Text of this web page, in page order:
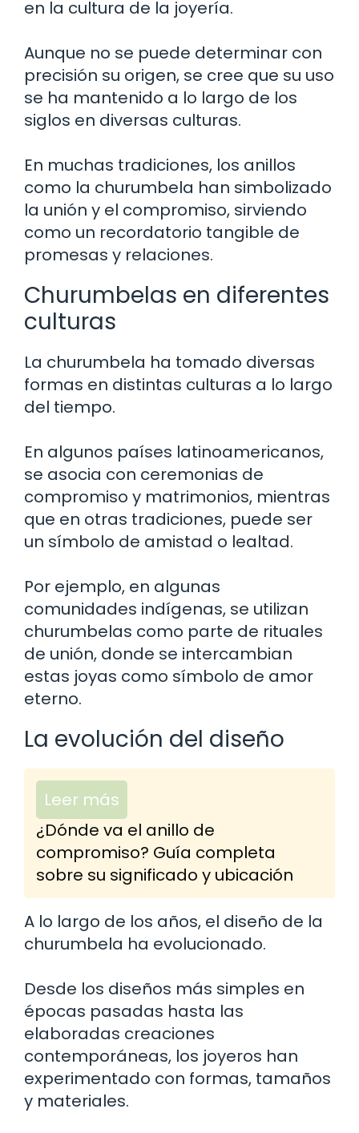
en la cultura de la joyería.
Aunque no se puede determinar con
precisión su origen, se cree que su uso
se ha mantenido a lo largo de los
siglos en diversas culturas.
En muchas tradiciones, los anillos
como la churumbela han simbolizado
la unión y el compromiso, sirviendo
como un recordatorio tangible de
promesas y relaciones.
Churumbelas en diferentes
culturas
La churumbela ha tomado diversas
formas en distintas culturas a lo largo
del tiempo.
En algunos países latinoamericanos,
se asocia con ceremonias de
compromiso y matrimonios, mientras
que en otras tradiciones, puede ser
un símbolo de amistad o lealtad.
Por ejemplo, en algunas
comunidades indígenas, se utilizan
churumbelas como parte de rituales
de unión, donde se intercambian
estas joyas como símbolo de amor
eterno.
La evolución del diseño
Leer más
¿Dónde va el anillo de
compromiso? Guía completa
sobre su significado y ubicación
A lo largo de los años, el diseño de la
churumbela ha evolucionado.
Desde los diseños más simples en
épocas pasadas hasta las
elaboradas creaciones
contemporáneas, los joyeros han
experimentado con formas, tamaños
y materiales.